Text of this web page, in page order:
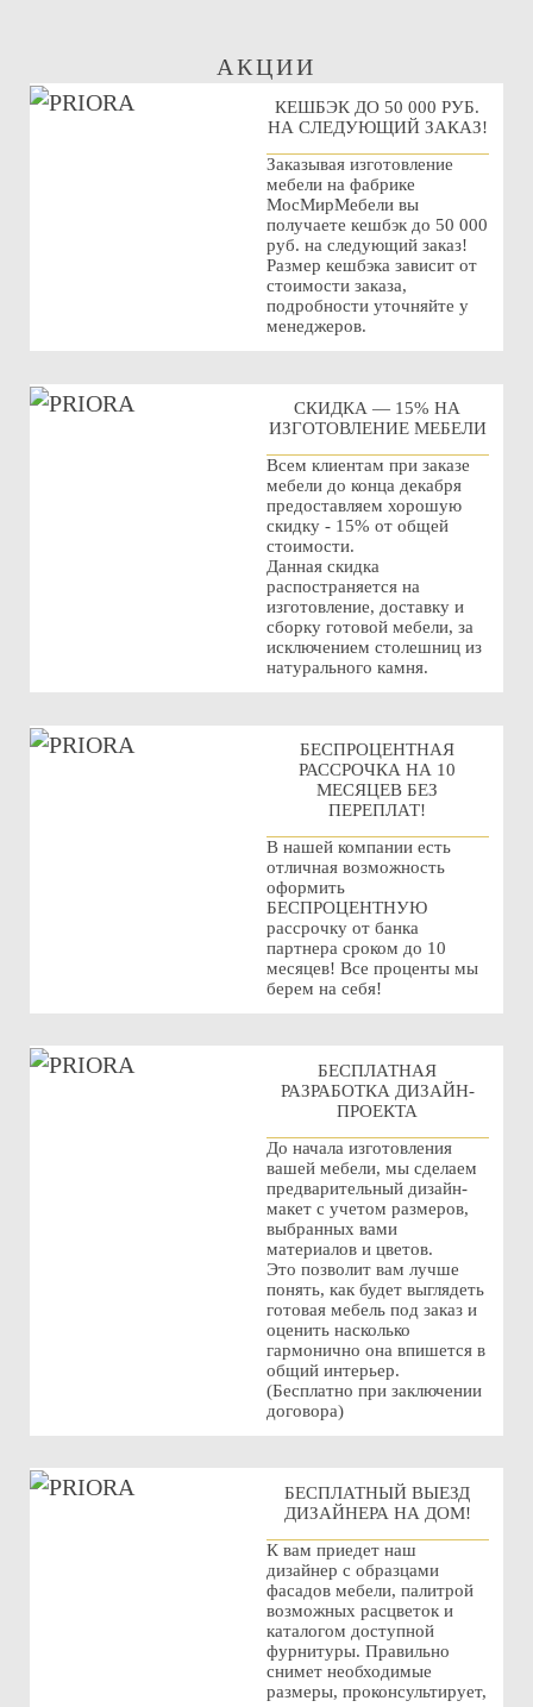
АКЦИИ
КЕШБЭК ДО 50 000 РУБ.
НА СЛЕДУЮЩИЙ ЗАКАЗ!
Заказывая изготовление
мебели на фабрике
МосМирМебели вы
получаете кешбэк до 50 000
руб. на следующий заказ!
Размер кешбэка зависит от
стоимости заказа,
подробности уточняйте у
менеджеров.
СКИДКА — 15% НА
ИЗГОТОВЛЕНИЕ МЕБЕЛИ
Всем клиентам при заказе
мебели до конца декабря
предоставляем хорошую
скидку - 15% от общей
стоимости.
Данная скидка
распостраняется на
изготовление, доставку и
сборку готовой мебели, за
исключением столешниц из
натурального камня.
БЕСПРОЦЕНТНАЯ
РАССРОЧКА НА 10
МЕСЯЦЕВ БЕЗ
ПЕРЕПЛАТ!
В нашей компании есть
отличная возможность
оформить
БЕСПРОЦЕНТНУЮ
рассрочку от банка
партнера сроком до 10
месяцев! Все проценты мы
берем на себя!
БЕСПЛАТНАЯ
РАЗРАБОТКА ДИЗАЙН-
ПРОЕКТА
До начала изготовления
вашей мебели, мы сделаем
предварительный дизайн-
макет с учетом размеров,
выбранных вами
материалов и цветов.
Это позволит вам лучше
понять, как будет выглядеть
готовая мебель под заказ и
оценить насколько
гармонично она впишется в
общий интерьер.
(Бесплатно при заключении
договора)
БЕСПЛАТНЫЙ ВЫЕЗД
ДИЗАЙНЕРА НА ДОМ!
К вам приедет наш
дизайнер с образцами
фасадов мебели, палитрой
возможных расцветок и
каталогом доступной
фурнитуры. Правильно
снимет необходимые
размеры, проконсультирует,